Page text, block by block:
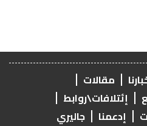
مقالات
إئتلافات\روابط
إدعمنا
جاليري